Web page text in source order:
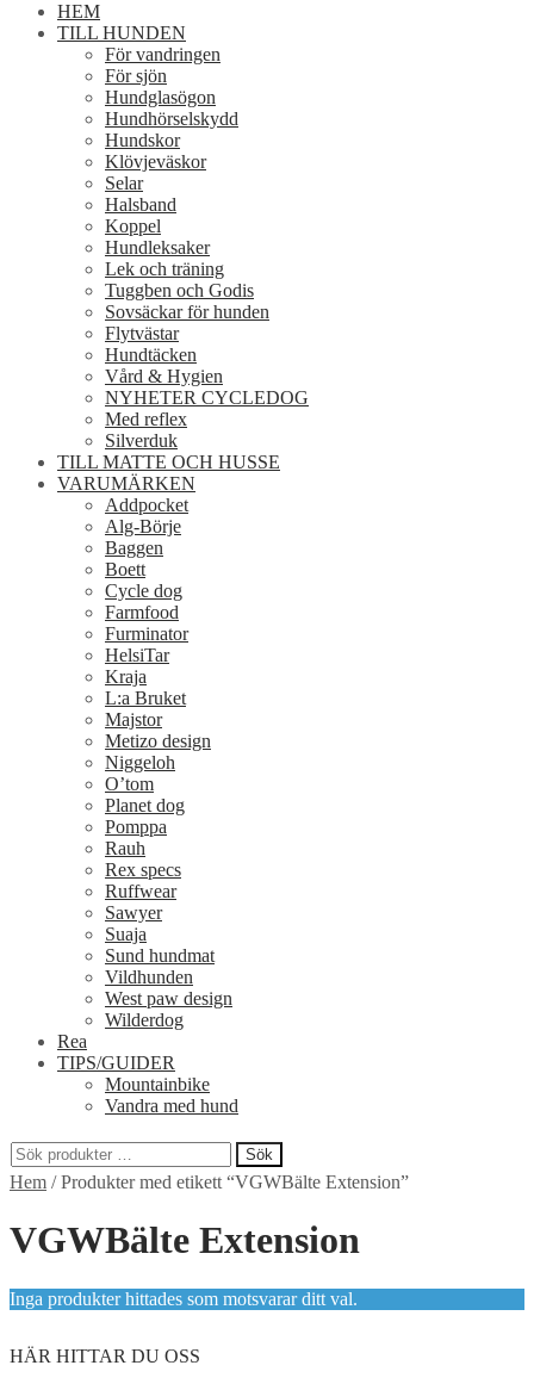
HEM
TILL HUNDEN
För vandringen
För sjön
Hundglasögon
Hundhörselskydd
Hundskor
Klövjeväskor
Selar
Halsband
Koppel
Hundleksaker
Lek och träning
Tuggben och Godis
Sovsäckar för hunden
Flytvästar
Hundtäcken
Vård & Hygien
NYHETER CYCLEDOG
Med reflex
Silverduk
TILL MATTE OCH HUSSE
VARUMÄRKEN
Addpocket
Alg-Börje
Baggen
Boett
Cycle dog
Farmfood
Furminator
HelsiTar
Kraja
L:a Bruket
Majstor
Metizo design
Niggeloh
O’tom
Planet dog
Pomppa
Rauh
Rex specs
Ruffwear
Sawyer
Suaja
Sund hundmat
Vildhunden
West paw design
Wilderdog
Rea
TIPS/GUIDER
Mountainbike
Vandra med hund
Sök
efter:
Sök
Hem /Produkter med etikett “VGWBälte Extension”
VGWBälte Extension
Inga produkter hittades som motsvarar ditt val.
HÄR HITTAR DU OSS